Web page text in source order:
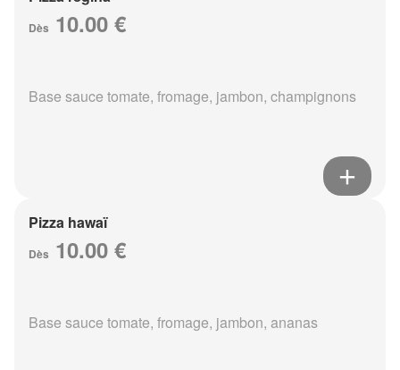
Dès 10.00 €
Base sauce tomate, fromage, jambon, champignons
Pizza hawaï
Dès 10.00 €
Base sauce tomate, fromage, jambon, ananas